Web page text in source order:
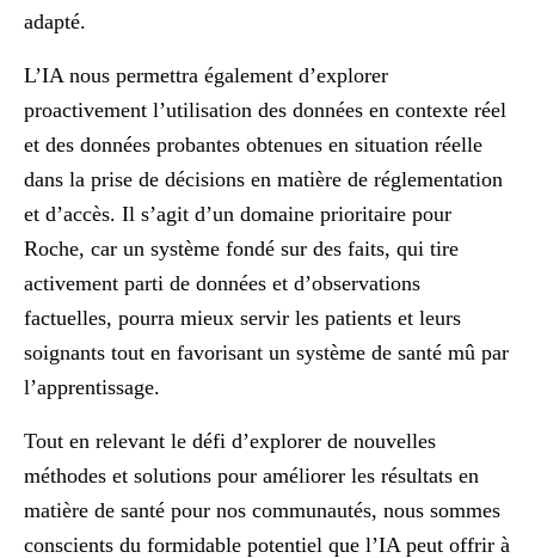
adapté.
L’IA nous permettra également d’explorer
proactivement l’utilisation des données en contexte réel
et des données probantes obtenues en situation réelle
dans la prise de décisions en matière de réglementation
et d’accès. Il s’agit d’un domaine prioritaire pour
Roche, car un système fondé sur des faits, qui tire
activement parti de données et d’observations
factuelles, pourra mieux servir les patients et leurs
soignants tout en favorisant un système de santé mû par
l’apprentissage.
Tout en relevant le défi d’explorer de nouvelles
méthodes et solutions pour améliorer les résultats en
matière de santé pour nos communautés, nous sommes
conscients du formidable potentiel que l’IA peut offrir à